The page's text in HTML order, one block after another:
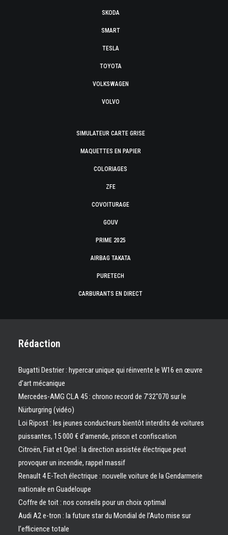
SKODA
SMART
TESLA
TOYOTA
VOLKSWAGEN
VOLVO
SIMULATEUR CARTE GRISE
MAQUETTES EN PAPIER
COLORIAGES
ZFE
COVOITURAGE
GOUV
PRIME 2025
AIRBAG TAKATA
PURETECH
CARBURANTS EN DIRECT
Rédaction
Bugatti Destrier : hypercar unique qui réinvente le W16 en œuvre
d’art mécanique
Mercedes-AMG CLA 45 : chrono record de 7’32″070 sur le
Nürburgring (vidéo)
Loi Ripost : les jeunes conducteurs bientôt interdits de voitures
puissantes, 15 000 € d’amende, prison et confiscation
Citroën, Fiat et Opel : la direction assistée électrique peut
provoquer un incendie, rappel massif
Renault 4 E-Tech électrique : nouvelle voiture de la Gendarmerie
nationale en Guadeloupe
Coffre de toit : nos conseils pour un choix optimal
Audi A2 e-tron : la future star du Mondial de l’Auto mise sur
l’efficience totale